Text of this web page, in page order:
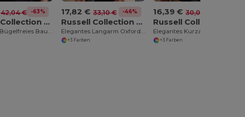
42,04 € -63%
Russell Collection R-957F-0
17,82 € 33,10 € -46%
Russell Collection R-922M-0
+3 Farben
16,39 € 30,05 €
+3 Farben